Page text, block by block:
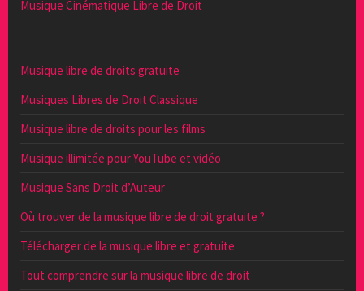
Musique Cinématique Libre de Droit
Musique libre de droits gratuite
Musiques Libres de Droit Classique
Musique libre de droits pour les films
Musique illimitée pour YouTube et vidéo
Musique Sans Droit d’Auteur
Où trouver de la musique libre de droit gratuite ?
Télécharger de la musique libre et gratuite
Tout comprendre sur la musique libre de droit